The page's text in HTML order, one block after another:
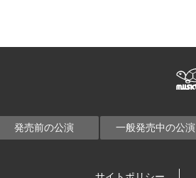
発売前の公演 一般発売中の公演